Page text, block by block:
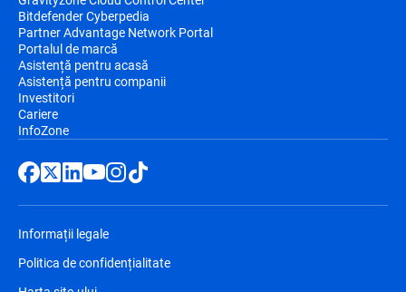
Bitdefender Cyberpedia
Partner Advantage Network Portal
Portalul de marcă
Asistență pentru acasă
Asistență pentru companii
Investitori
Cariere
InfoZone
Informații legale
Politica de confidențialitate